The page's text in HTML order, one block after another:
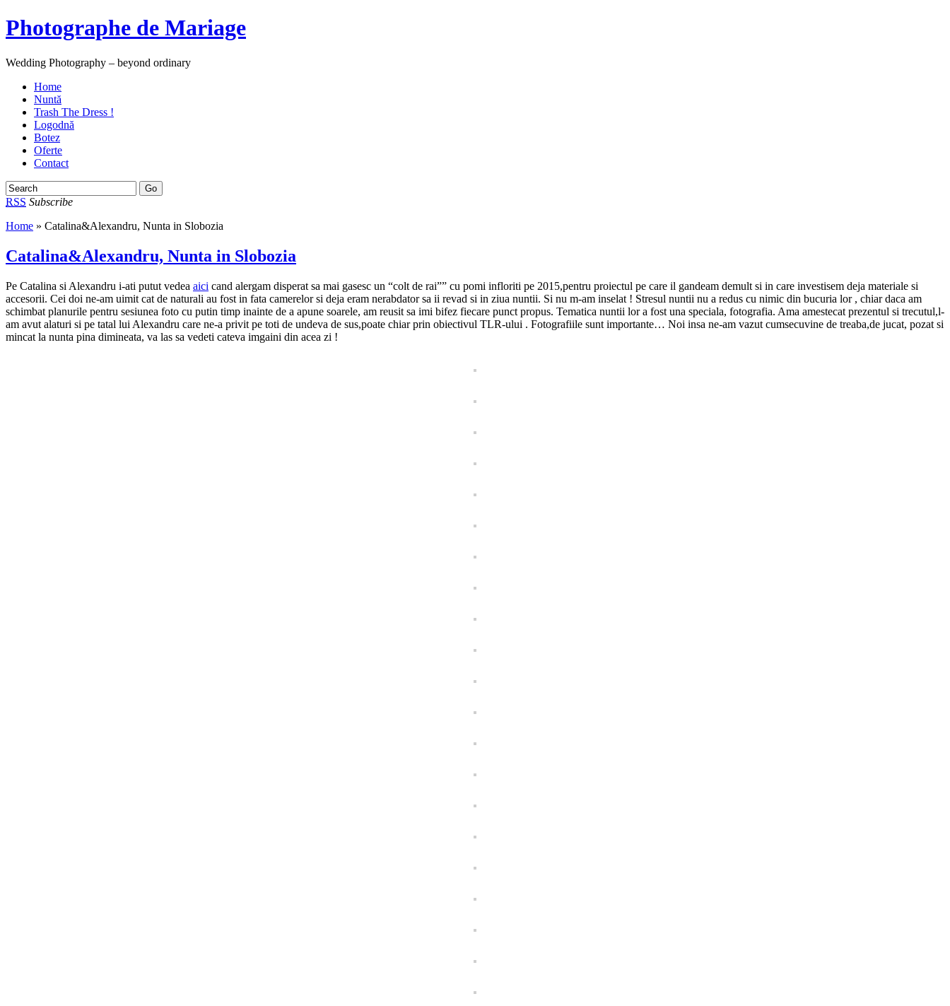
Photographe de Mariage
Wedding Photography – beyond ordinary
Home
Nuntă
Trash The Dress !
Logodnă
Botez
Oferte
Contact
RSS Subscribe
Home » Catalina&Alexandru, Nunta in Slobozia
Catalina&Alexandru, Nunta in Slobozia
Pe Catalina si Alexandru i-ati putut vedea aici cand alergam disperat sa mai gasesc un “colt de rai”” cu pomi infloriti pe 2015,pentru proiectul pe care il gandeam demult si in care investisem deja materiale si
accesorii. Cei doi ne-am uimit cat de naturali au fost in fata camerelor si deja eram nerabdator sa ii revad si in ziua nuntii. Si nu m-am inselat ! Stresul nuntii nu a redus cu nimic din bucuria lor , chiar daca am
schimbat planurile pentru sesiunea foto cu putin timp inainte de a apune soarele, am reusit sa imi bifez fiecare punct propus. Tematica nuntii lor a fost una speciala, fotografia. Ama amestecat prezentul si trecutul,l-
am avut alaturi si pe tatal lui Alexandru care ne-a privit pe toti de undeva de sus,poate chiar prin obiectivul TLR-ului . Fotografiile sunt importante… Noi insa ne-am vazut cumsecuvine de treaba,de jucat, pozat si
mincat la nunta pina dimineata, va las sa vedeti cateva imgaini din acea zi !